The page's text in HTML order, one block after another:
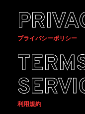
プライバシーポリシー
利用規約